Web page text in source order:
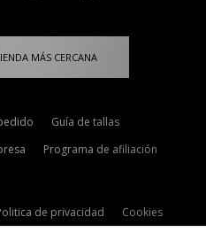
MÁS CERCANA
Guía de tallas
Programa de afiliación
de privacidad
Cookies